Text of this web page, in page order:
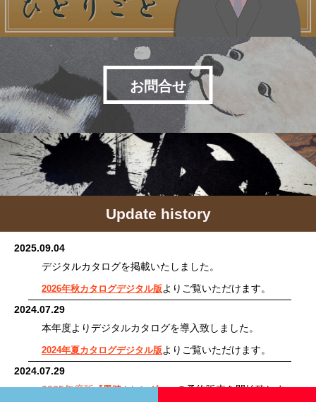
お問合せ
Update history
2025.09.04
デジタルカタログを掲載いたしました。
2026年秋カタログデジタル版 よりご覧いただけます。
2024.07.29
本年度よりデジタルカタログを導入致しました。
2024年夏カタログデジタル版 よりご覧いただけます。
2024.07.29
2025年度版『墨蹟カレンダー』の予約販売を開始致しま